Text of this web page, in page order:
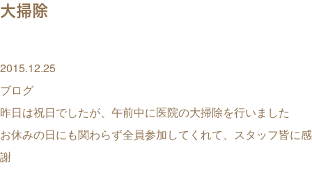
大掃除
2015.12.25
ブログ
昨日は祝日でしたが、午前中に医院の大掃除を行いました
お休みの日にも関わらず全員参加してくれて、スタッフ皆に感
謝